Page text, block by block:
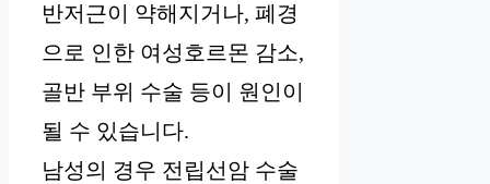
반저근이 약해지거나, 폐경
으로 인한 여성호르몬 감소,
골반 부위 수술 등이 원인이
될 수 있습니다.
남성의 경우 전립선암 수술